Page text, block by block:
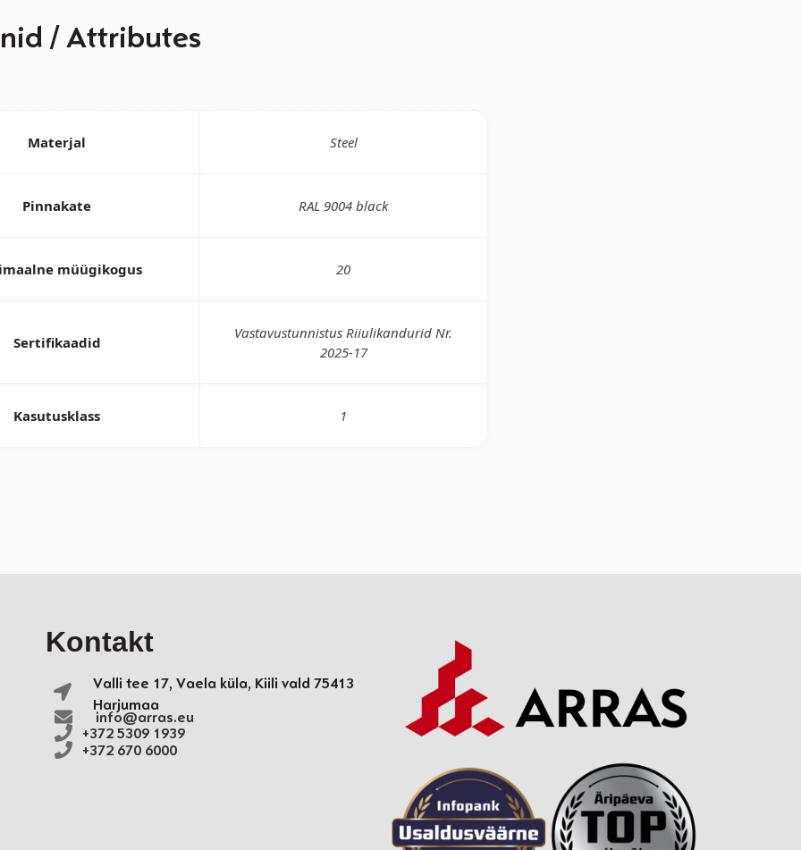
/ Attributes
Materjal Steel
Pinnakate RAL 9004 black
müügikogus 20
Sertifikaadid
Vastavustunnistus Riiulikandurid Nr.
2025-17
Kasutusklass 1
Kontakt
Valli tee 17, Vaela küla, Kiili vald75413
Harjumaa
info@arras.eu
+372 5309 1939
+372 670 6000